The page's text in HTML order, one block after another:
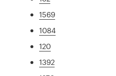
1569
1084
120
1392